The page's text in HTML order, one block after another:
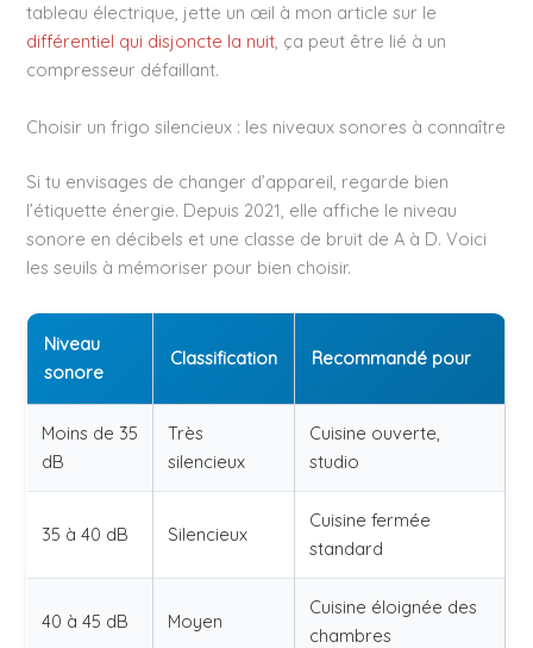
tableau électrique, jette un œil à mon article sur le
différentiel qui disjoncte la nuit, ça peut être lié à un
compresseur défaillant.
Choisir un frigo silencieux : les niveaux sonores à connaître
Si tu envisages de changer d’appareil, regarde bien
l’étiquette énergie. Depuis 2021, elle affiche le niveau
sonore en décibels et une classe de bruit de A à D. Voici
les seuils à mémoriser pour bien choisir.
Niveau
sonore
Classification Recommandé pour
Moins de 35
dB
Très
silencieux
Cuisine ouverte,
studio
35 à 40 dB Silencieux
Cuisine fermée
standard
40 à 45 dB Moyen
Cuisine éloignée des
chambres